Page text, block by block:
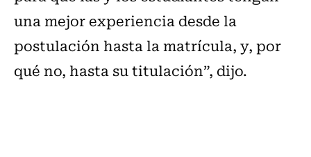
una mejor experiencia desde la
postulación hasta la matrícula, y, por
qué no, hasta su titulación”, dijo.